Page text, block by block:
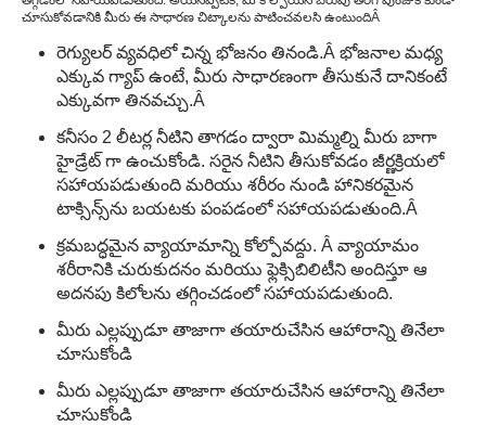
చూసుకోవడానికి మీరు ఈ సాధారణ చిట్కాలను పాటించవలసి ఉంటుందిÂ
రెగ్యులర్ వ్యవధిలో చిన్న భోజనం తినండి.Â భోజనాల మధ్య
ఎక్కువ గ్యాప్ ఉంటే, మీరు సాధారణంగా తీసుకునే దానికంటే
ఎక్కువగా తినవచ్చు.Â
కనీసం 2 లీటర్ల నీటిని తాగడం ద్వారా మిమ్మల్ని మీరు బాగా
హైడ్రేట్ గా ఉంచుకోండి. సరైన నీటిని తీసుకోవడం జీర్ణక్రియలో
సహాయపడుతుంది మరియు శరీరం నుండి హానికరమైన
టాక్సిన్స్‌ను బయటకు పంపడంలో సహాయపడుతుంది.Â
క్రమబద్ధమైన వ్యాయామాన్ని కోల్పోవద్దు. Â వ్యాయామం
శరీరానికి చురుకుదనం మరియు ఫ్లెక్సిబిలిటీని అందిస్తూ ఆ
అదనపు కిలోలను తగ్గించడంలో సహాయపడుతుంది.
మీరు ఎల్లప్పుడూ తాజాగా తయారుచేసిన ఆహారాన్ని తినేలా
చూసుకోండి
మీరు ఎల్లప్పుడూ తాజాగా తయారుచేసిన ఆహారాన్ని తినేలా
చూసుకోండి